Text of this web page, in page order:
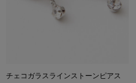
チェコガラスラインストーンピアス